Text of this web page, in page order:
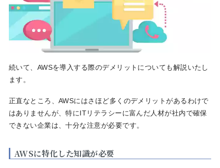
続いて、AWSを導入する際のデメリットについても解説いたし
ます。
正直なところ、AWSにはさほど多くのデメリットがあるわけで
はありませんが、特にITリテラシーに富んだ人材が社内で確保
できない企業は、十分な注意が必要です。
AWSに特化した知識が必要